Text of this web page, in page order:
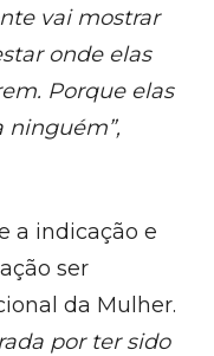
vai mostrar
onde elas
Porque elas
ninguém”,
a indicação e
ser
da Mulher.
por ter sido